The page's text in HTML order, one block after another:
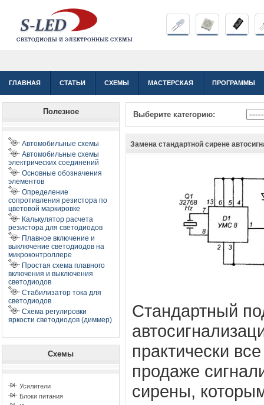
ГЛАВНАЯ СТАТЬИ СХЕМЫ МАСТЕРСКАЯ ПРОГРАММЫ
Полезное
Автомобильные схемы
Автомобильные схемы
электрических соединений
Основные обозначения
элементов
Определение
сопротивления резистора по
цветовой маркировке
Калькулятор расчета
резистора для светодиодов
Плавное включение и
выключение светодиодов на
микроконтроллере
Простая схема плавного
включения и выключения
светодиодов
Стабилизатор тока для
светодиодов
Схема регулировки
яркости светодиодов (диммер)
Схемы
Усилители
Блоки питания
Выберите категорию:
Замена стандартной сирене
Стандартный
практически
продаже
сирены,